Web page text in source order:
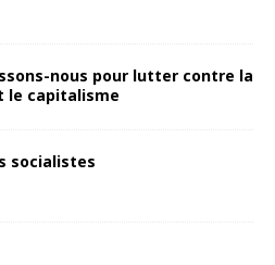
nous pour lutter contre la
le capitalisme
socialistes